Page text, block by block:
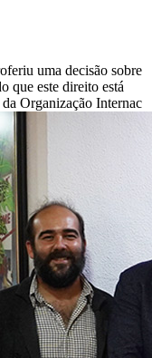
uma decisão sobre
que este direito está
Organização Internac